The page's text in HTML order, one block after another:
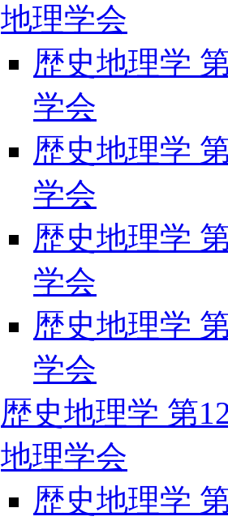
地理学会
歴史地理学
学会
歴史地理学
学会
歴史地理学
学会
歴史地理学
学会
歴史地理学 第
地理学会
歴史地理学